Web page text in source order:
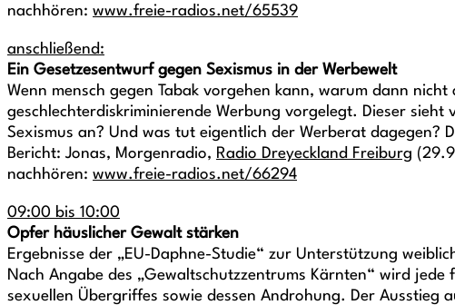
nachhören: www.freie-radios.net/65539
anschließend:
Ein Gesetzesentwurf gegen Sexismus in der Werbewelt
Wenn mensch gegen Tabak vorgehen kann, warum dann
geschlechterdiskriminierende Werbung vorgelegt. Dieser
Sexismus an? Und was tut eigentlich der Werberat dagegen?
Bericht: Jonas, Morgenradio, Radio Dreyeckland Freiburg
nachhören: www.freie-radios.net/66294
09:00 bis 10:00
Opfer häuslicher Gewalt stärken
Ergebnisse der „EU-Daphne-Studie“ zur Unterstützung
Nach Angabe des „Gewaltschutzzentrums Kärnten“ wird
sexuellen Übergriffes sowie dessen Androhung. Der Ausstieg